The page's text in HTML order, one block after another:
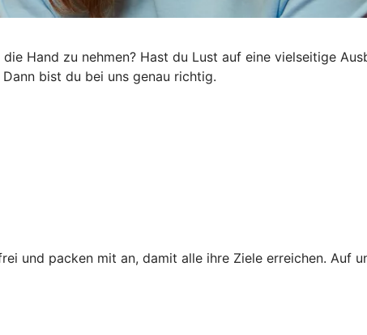
Hand zu nehmen? Hast du Lust auf eine vielseitige
Dann bist du bei uns genau richtig.
und packen mit an, damit alle ihre Ziele erreichen. Auf